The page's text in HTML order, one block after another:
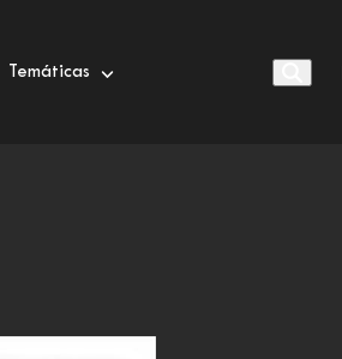
Temáticas